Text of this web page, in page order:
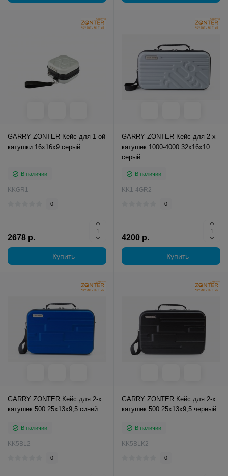
GARRY ZONTER Кейс для 1-ой
катушки 16x16x9 серый
В наличии
KKGR1
0
2678 р.
Купить
GARRY ZONTER Кейс для 2-х
катушек 1000-4000 32x16x10
серый
В наличии
KK1-4GR2
0
4200 р.
Купить
GARRY ZONTER Кейс для 2-х
катушек 500 25x13x9,5 синий
В наличии
KK5BL2
0
GARRY ZONTER Кейс для 2-х
катушек 500 25x13x9,5 черный
В наличии
KK5BLK2
0